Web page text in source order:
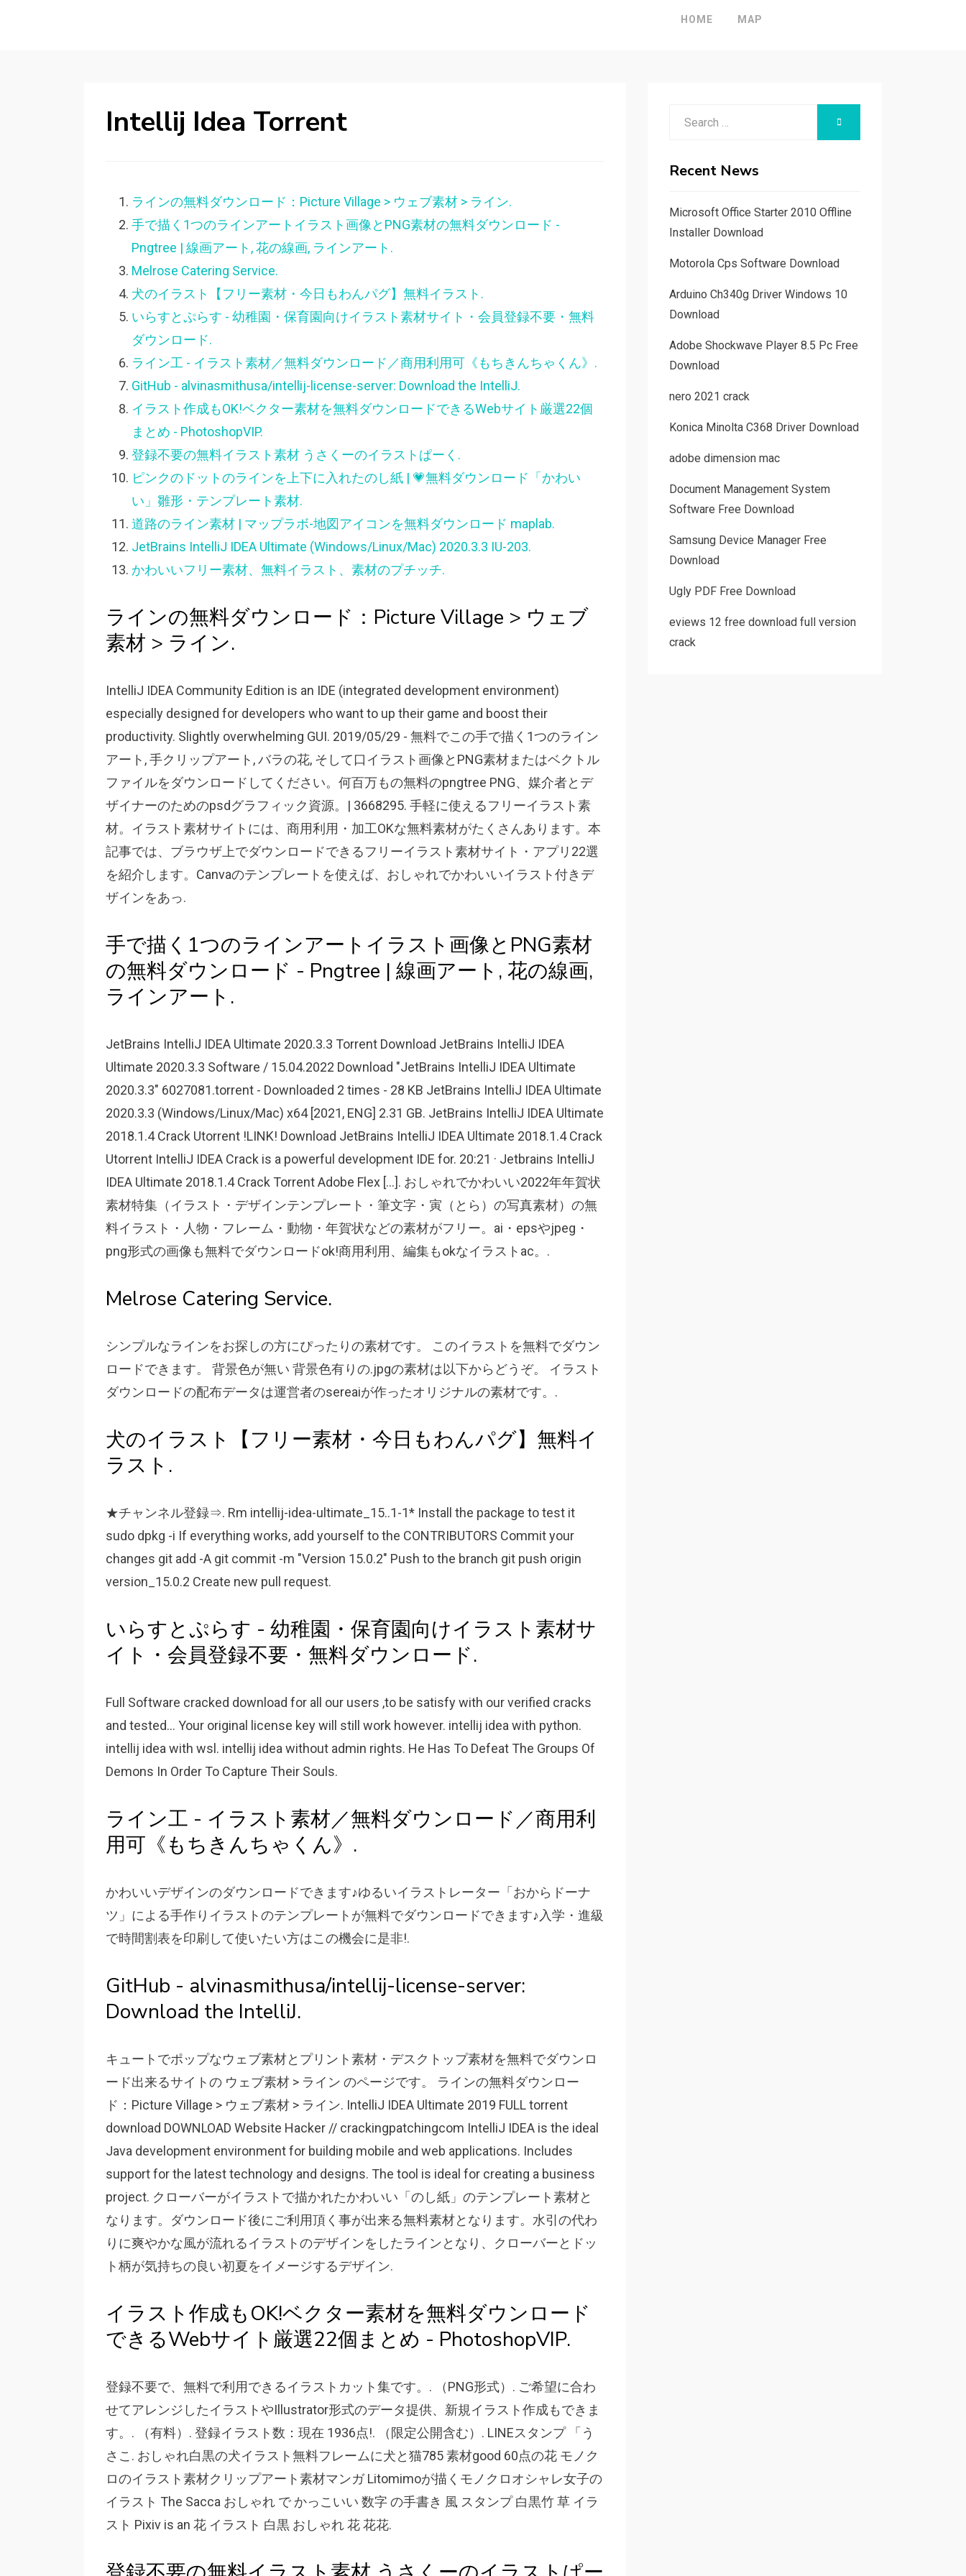
HOME MAP
Intellij Idea Torrent
ラインの無料ダウンロード：Picture Village > ウェブ素材 > ライン.
手で描く1つのラインアートイラスト画像とPNG素材の無料ダウンロード -
Pngtree | 線画アート, 花の線画, ラインアート.
Melrose Catering Service.
犬のイラスト【フリー素材・今日もわんパグ】無料イラスト.
いらすとぷらす - 幼稚園・保育園向けイラスト素材サイト・会員登録不要・無料
ダウンロード.
ライン工 - イラスト素材／無料ダウンロード／商用利用可《もちきんちゃくん》.
GitHub - alvinasmithusa/intellij-license-server: Download the IntelliJ.
イラスト作成もOK!ベクター素材を無料ダウンロードできるWebサイト厳選22個
まとめ - PhotoshopVIP.
登録不要の無料イラスト素材 うさくーのイラストぱーく.
ピンクのドットのラインを上下に入れたのし紙 | 💗無料ダウンロード「かわい
い」雛形・テンプレート素材.
道路のライン素材 | マップラボ-地図アイコンを無料ダウンロード maplab.
JetBrains IntelliJ IDEA Ultimate (Windows/Linux/Mac) 2020.3.3 IU-203.
かわいいフリー素材、無料イラスト、素材のプチッチ.
ラインの無料ダウンロード：Picture Village > ウェブ
素材 > ライン.
IntelliJ IDEA Community Edition is an IDE (integrated development environment)
especially designed for developers who want to up their game and boost their
productivity. Slightly overwhelming GUI. 2019/05/29 - 無料でこの手で描く1つのライン
アート, 手クリップアート, バラの花, そして口イラスト画像とPNG素材またはベクトル
ファイルをダウンロードしてください。何百万もの無料のpngtree PNG、媒介者とデ
ザイナーのためのpsdグラフィック資源。| 3668295. 手軽に使えるフリーイラスト素
材。イラスト素材サイトには、商用利用・加工OKな無料素材がたくさんあります。本
記事では、ブラウザ上でダウンロードできるフリーイラスト素材サイト・アプリ22選
を紹介します。Canvaのテンプレートを使えば、おしゃれでかわいいイラスト付きデ
ザインをあっ.
手で描く1つのラインアートイラスト画像とPNG素材
の無料ダウンロード - Pngtree | 線画アート, 花の線画,
ラインアート.
JetBrains IntelliJ IDEA Ultimate 2020.3.3 Torrent Download JetBrains IntelliJ IDEA
Ultimate 2020.3.3 Software / 15.04.2022 Download "JetBrains IntelliJ IDEA Ultimate
2020.3.3" 6027081.torrent - Downloaded 2 times - 28 KB JetBrains IntelliJ IDEA Ultimate
2020.3.3 (Windows/Linux/Mac) x64 [2021, ENG] 2.31 GB. JetBrains IntelliJ IDEA Ultimate
2018.1.4 Crack Utorrent !LINK! Download JetBrains IntelliJ IDEA Ultimate 2018.1.4 Crack
Utorrent IntelliJ IDEA Crack is a powerful development IDE for. 20:21 · Jetbrains IntelliJ
IDEA Ultimate 2018.1.4 Crack Torrent Adobe Flex […]. おしゃれでかわいい2022年年賀状
素材特集（イラスト・デザインテンプレート・筆文字・寅（とら）の写真素材）の無
料イラスト・人物・フレーム・動物・年賀状などの素材がフリー。ai・epsやjpeg・
png形式の画像も無料でダウンロードok!商用利用、編集もokなイラストac。.
Melrose Catering Service.
シンプルなラインをお探しの方にぴったりの素材です。 このイラストを無料でダウン
ロードできます。 背景色が無い 背景色有りの.jpgの素材は以下からどうぞ。 イラスト
ダウンロードの配布データは運営者のsereaiが作ったオリジナルの素材です。.
犬のイラスト【フリー素材・今日もわんパグ】無料イ
ラスト.
★チャンネル登録⇒. Rm intellij-idea-ultimate_15..1-1* Install the package to test it
sudo dpkg -i If everything works, add yourself to the CONTRIBUTORS Commit your
changes git add -A git commit -m "Version 15.0.2" Push to the branch git push origin
version_15.0.2 Create new pull request.
いらすとぷらす - 幼稚園・保育園向けイラスト素材サ
イト・会員登録不要・無料ダウンロード.
Full Software cracked download for all our users ,to be satisfy with our verified cracks
and tested... Your original license key will still work however. intellij idea with python.
intellij idea with wsl. intellij idea without admin rights. He Has To Defeat The Groups Of
Demons In Order To Capture Their Souls.
ライン工 - イラスト素材／無料ダウンロード／商用利
用可《もちきんちゃくん》.
かわいいデザインのダウンロードできます♪ゆるいイラストレーター「おからドーナ
ツ」による手作りイラストのテンプレートが無料でダウンロードできます♪入学・進級
で時間割表を印刷して使いたい方はこの機会に是非!.
GitHub - alvinasmithusa/intellij-license-server:
Download the IntelliJ.
キュートでポップなウェブ素材とプリント素材・デスクトップ素材を無料でダウンロ
ード出来るサイトの ウェブ素材 > ライン のページです。 ラインの無料ダウンロー
ド：Picture Village > ウェブ素材 > ライン. IntelliJ IDEA Ultimate 2019 FULL torrent
download DOWNLOAD Website Hacker // crackingpatchingcom IntelliJ IDEA is the ideal
Java development environment for building mobile and web applications. Includes
support for the latest technology and designs. The tool is ideal for creating a business
project. クローバーがイラストで描かれたかわいい「のし紙」のテンプレート素材と
なります。ダウンロード後にご利用頂く事が出来る無料素材となります。水引の代わ
りに爽やかな風が流れるイラストのデザインをしたラインとなり、クローバーとドッ
ト柄が気持ちの良い初夏をイメージするデザイン.
イラスト作成もOK!ベクター素材を無料ダウンロード
できるWebサイト厳選22個まとめ - PhotoshopVIP.
登録不要で、無料で利用できるイラストカット集です。. （PNG形式）. ご希望に合わ
せてアレンジしたイラストやIllustrator形式のデータ提供、新規イラスト作成もできま
す。. （有料）. 登録イラスト数：現在 1936点!. （限定公開含む）. LINEスタンプ 「う
さこ. おしゃれ白黒の犬イラスト無料フレームに犬と猫785 素材good 60点の花 モノク
ロのイラスト素材クリップアート素材マンガ Litomimoが描くモノクロオシャレ女子の
イラスト The Sacca おしゃれ で かっこいい 数字 の手書き 風 スタンプ 白黒竹 草 イラ
スト Pixiv is an 花 イラスト 白黒 おしゃれ 花 花花.
Recent News
Microsoft Office Starter 2010 Offline
Installer Download
Motorola Cps Software Download
Arduino Ch340g Driver Windows 10
Download
Adobe Shockwave Player 8.5 Pc Free
Download
nero 2021 crack
Konica Minolta C368 Driver Download
adobe dimension mac
Document Management System
Software Free Download
Samsung Device Manager Free
Download
Ugly PDF Free Download
eviews 12 free download full version
crack